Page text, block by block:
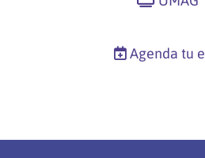
Agenda tu